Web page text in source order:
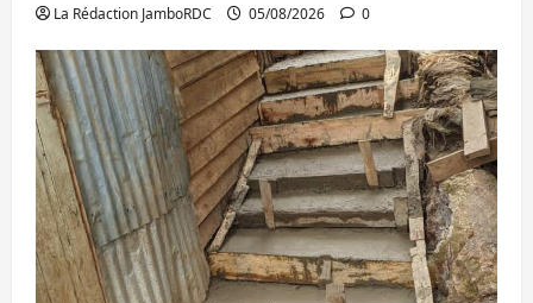
La Rédaction JamboRDC 05/08/2026 0